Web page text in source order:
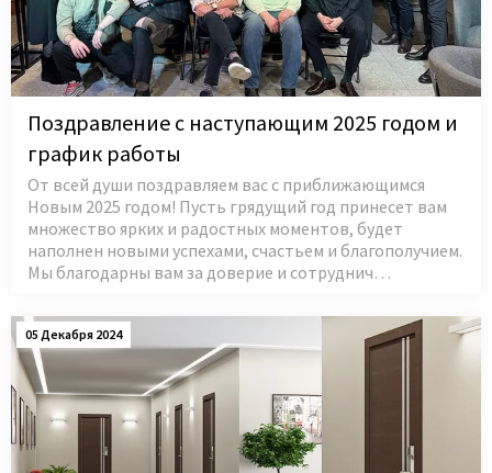
Поздравление с наступающим 2025 годом и
график работы
От всей души поздравляем вас с приближающимся
Новым 2025 годом! Пусть грядущий год принесет вам
множество ярких и радостных моментов, будет
наполнен новыми успехами, счастьем и благополучием.
Мы благодарны вам за доверие и сотруднич…
05 Декабря 2024